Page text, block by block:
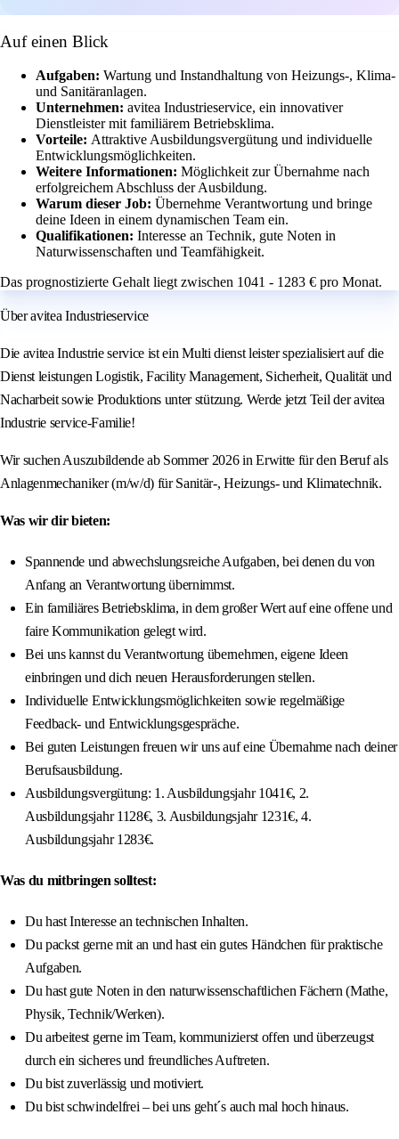
Auf einen Blick
Aufgaben: Wartung und Instandhaltung von Heizungs-, Klima-
und Sanitäranlagen.
Unternehmen: avitea Industrieservice, ein innovativer
Dienstleister mit familiärem Betriebsklima.
Vorteile: Attraktive Ausbildungsvergütung und individuelle
Entwicklungsmöglichkeiten.
Weitere Informationen: Möglichkeit zur Übernahme nach
erfolgreichem Abschluss der Ausbildung.
Warum dieser Job: Übernehme Verantwortung und bringe
deine Ideen in einem dynamischen Team ein.
Qualifikationen: Interesse an Technik, gute Noten in
Naturwissenschaften und Teamfähigkeit.
Das prognostizierte Gehalt liegt zwischen 1041 - 1283 € pro Monat.
Über avitea Industrieservice
Die avitea Industrie service ist ein Multi dienst leister spezialisiert auf die
Dienst leistungen Logistik, Facility Management, Sicherheit, Qualität und
Nacharbeit sowie Produktions unter stützung. Werde jetzt Teil der avitea
Industrie service-Familie!
Wir suchen Auszubildende ab Sommer 2026 in Erwitte für den Beruf als
Anlagenmechaniker (m/w/d) für Sanitär-, Heizungs- und Klimatechnik.
Was wir dir bieten:
Spannende und abwechslungsreiche Aufgaben, bei denen du von
Anfang an Verantwortung übernimmst.
Ein familiäres Betriebsklima, in dem großer Wert auf eine offene und
faire Kommunikation gelegt wird.
Bei uns kannst du Verantwortung übernehmen, eigene Ideen
einbringen und dich neuen Herausforderungen stellen.
Individuelle Entwicklungsmöglichkeiten sowie regelmäßige
Feedback- und Entwicklungsgespräche.
Bei guten Leistungen freuen wir uns auf eine Übernahme nach deiner
Berufsausbildung.
Ausbildungsvergütung: 1. Ausbildungsjahr 1041€, 2.
Ausbildungsjahr 1128€, 3. Ausbildungsjahr 1231€, 4.
Ausbildungsjahr 1283€.
Was du mitbringen solltest:
Du hast Interesse an technischen Inhalten.
Du packst gerne mit an und hast ein gutes Händchen für praktische
Aufgaben.
Du hast gute Noten in den naturwissenschaftlichen Fächern (Mathe,
Physik, Technik/Werken).
Du arbeitest gerne im Team, kommunizierst offen und überzeugst
durch ein sicheres und freundliches Auftreten.
Du bist zuverlässig und motiviert.
Du bist schwindelfrei – bei uns geht´s auch mal hoch hinaus.